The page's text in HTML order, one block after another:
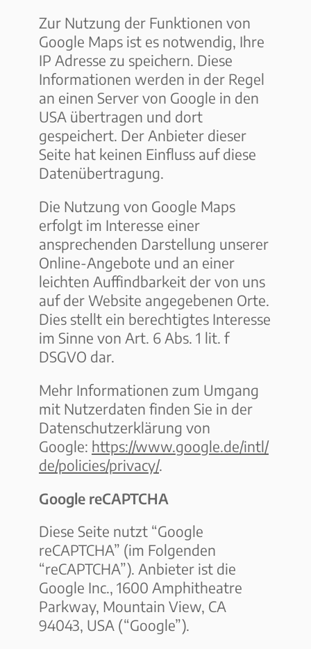
Zur Nutzung der Funktionen von
Google Maps ist es notwendig, Ihre
IP Adresse zu speichern. Diese
Informationen werden in der Regel
an einen Server von Google in den
USA übertragen und dort
gespeichert. Der Anbieter dieser
Seite hat keinen Einfluss auf diese
Datenübertragung.
Die Nutzung von Google Maps
erfolgt im Interesse einer
ansprechenden Darstellung unserer
Online-Angebote und an einer
leichten Auffindbarkeit der von uns
auf der Website angegebenen Orte.
Dies stellt ein berechtigtes Interesse
im Sinne von Art. 6 Abs. 1 lit. f
DSGVO dar.
Mehr Informationen zum Umgang
mit Nutzerdaten finden Sie in der
Datenschutzerklärung von
Google: https://www.google.de/intl/
de/policies/privacy/.
Google reCAPTCHA
Diese Seite nutzt “Google
reCAPTCHA” (im Folgenden
“reCAPTCHA”). Anbieter ist die
Google Inc., 1600 Amphitheatre
Parkway, Mountain View, CA
94043, USA (“Google”).